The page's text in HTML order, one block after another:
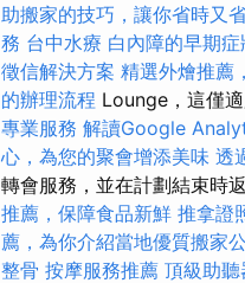
助搬家的技巧，讓你省時又
務 台中水療 白內障的早期
徵信解決方案 精選外燴推薦
的辦理流程 Lounge，這僅
專業服務 解讀Google
心，為您的聚會增添美味 透
轉會服務，並在計劃結束時
推薦，保障食品新鮮 推拿證
薦，為你介紹當地優質搬家
整骨 按摩服務推薦 頂級助